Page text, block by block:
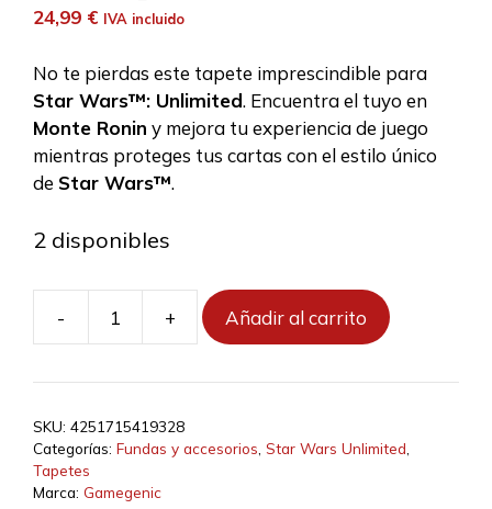
24,99 € IVA incluido
No te pierdas este tapete imprescindible para
Star Wars™: Unlimited. Encuentra el tuyo en
Monte Ronin y mejora tu experiencia de juego
mientras proteges tus cartas con el estilo único
de Star Wars™.
2 disponibles
-
SW:
Game
Space
+ Añadir al carrito
SKU: 4251715419328
Categorías: Fundas y accesorios Star Wars Unlimited
Tapetes
Marca: Gamegenic